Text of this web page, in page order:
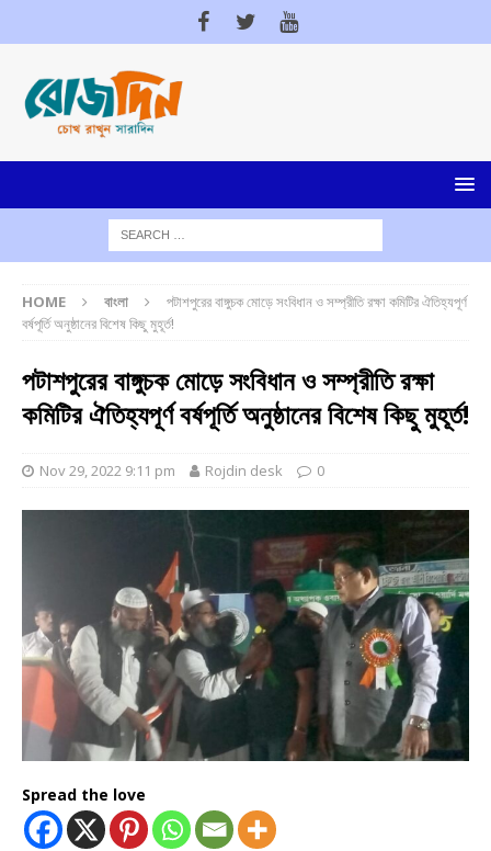
HOME বাংলা
পটাশপুরের বাঙ্গুচক মোড়ে সংবিধান ও সম্প্রীতি রক্ষা কমিটির ঐতিহ্যপূর্ণ
বর্ষপূর্তি অনুষ্ঠানের বিশেষ কিছু মুহূর্ত!
পটাশপুরের বাঙ্গুচক মোড়ে সংবিধান ও সম্প্রীতি রক্ষা
কমিটির ঐতিহ্যপূর্ণ বর্ষপূর্তি অনুষ্ঠানের বিশেষ কিছু মুহূর্ত!
Nov 29, 2022 9:11 pm Rojdin desk 0
Spread the love